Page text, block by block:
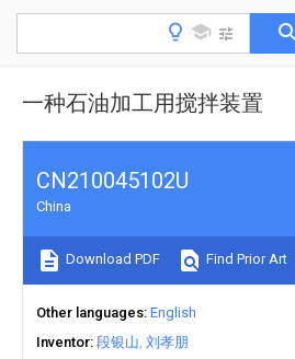
一种石油加工用搅拌装置
CN210045102U
China
Download PDF Find Prior Art
Other languages English
Inventor 段银山 刘孝朋